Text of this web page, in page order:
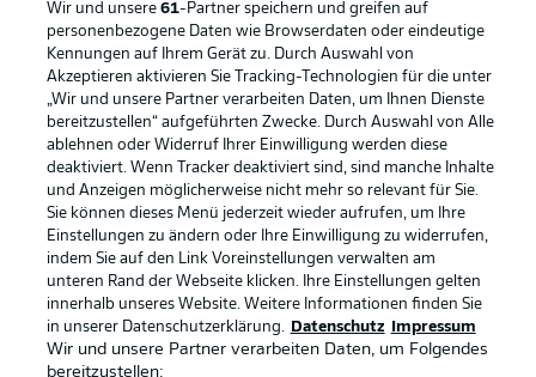
Rechtliche Hinweise Voreinstellungen verwalten
Datenschutz Nutzungsbedingungen
Broadcaster Kontakt
Jobs Impressum
Liveticker AGB
Wir und unsere 61-Partner speichern und greifen auf
personenbezogene Daten wie Browserdaten oder eindeutige
Kennungen auf Ihrem Gerät zu. Durch Auswahl von
Akzeptieren aktivieren Sie Tracking-Technologien für die unter
„Wir und unsere Partner verarbeiten Daten, um Ihnen Dienste
bereitzustellen“ aufgeführten Zwecke. Durch Auswahl von Alle
ablehnen oder Widerruf Ihrer Einwilligung werden diese
deaktiviert. Wenn Tracker deaktiviert sind, sind manche Inhalte
und Anzeigen möglicherweise nicht mehr so relevant für Sie.
Sie können dieses Menü jederzeit wieder aufrufen, um Ihre
Einstellungen zu ändern oder Ihre Einwilligung zu widerrufen,
indem Sie auf den Link Voreinstellungen verwalten am
unteren Rand der Webseite klicken. Ihre Einstellungen gelten
innerhalb unseres Website. Weitere Informationen finden Sie
in unserer Datenschutzerklärung.
Datenschutz Impressum
Wir und unsere Partner verarbeiten Daten, um Folgendes
bereitzustellen: